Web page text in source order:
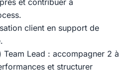
et contribuer à
client en support de
Lead : accompagner 2 à
et structurer